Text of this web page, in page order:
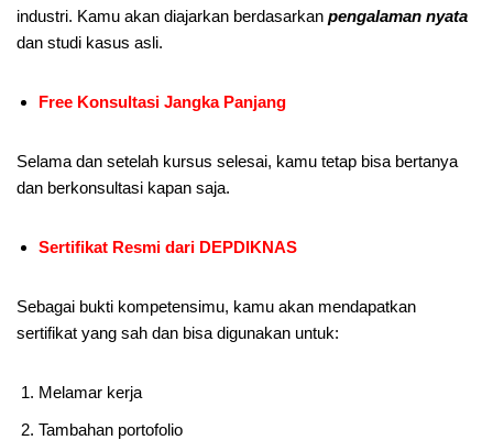
industri. Kamu akan diajarkan berdasarkan pengalaman nyata
dan studi kasus asli.
Free Konsultasi Jangka Panjang
Selama dan setelah kursus selesai, kamu tetap bisa bertanya
dan berkonsultasi kapan saja.
Sertifikat Resmi dari DEPDIKNAS
Sebagai bukti kompetensimu, kamu akan mendapatkan
sertifikat yang sah dan bisa digunakan untuk:
Melamar kerja
Tambahan portofolio